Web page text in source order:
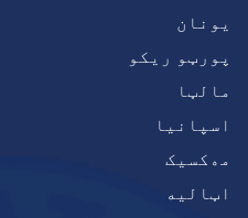
يونان
پورټو ریکو
مالټا
اسپانیا
مەکسیک
اټاليه